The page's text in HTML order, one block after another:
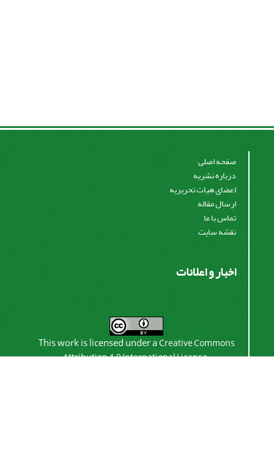
صفحه اصلی
درباره نشریه
اعضای هیات تحریریه
ارسال مقاله
تماس با ما
نقشه سایت
اخبار و اعلانات
This work is licensed under aCreative Commons
Attribution 4.0 International License.